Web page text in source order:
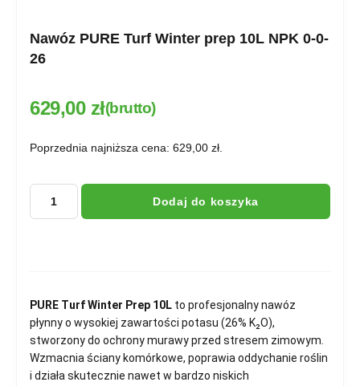
Nawóz PURE Turf Winter prep 10L NPK 0-0-
26
629,00 zł(brutto)
Poprzednia najniższa cena: 629,00 zł
Dodaj do koszyka
PURE Turf Winter Prep 10L to profesjonalny nawóz
płynny o wysokiej zawartości potasu (26% K₂O),
stworzony do ochrony murawy przed stresem zimowym.
Wzmacnia ściany komórkowe, poprawia oddychanie roślin
i działa skutecznie nawet w bardzo niskich